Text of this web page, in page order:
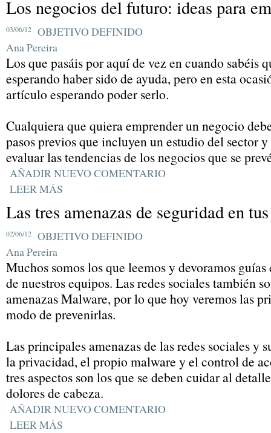
Los negocios del futuro: ideas para
03/06/12
OBJETIVO DEFINIDO
Ana Pereira
Los que pasáis por aquí de vez en cuando sabéis
esperando haber sido de ayuda, pero en esta
artículo esperando poder serlo.
Cualquiera que quiera emprender un negocio
pasos previos que incluyen un estudio del sector
evaluar las tendencias de los negocios que se
AÑADIR NUEVO COMENTARIO
LEER MÁS
Las tres amenazas de seguridad en
02/06/12
OBJETIVO DEFINIDO
Ana Pereira
Muchos somos los que leemos y devoramos
de nuestros equipos. Las redes sociales también
amenazas Malware, por lo que hoy veremos las
modo de prevenirlas.
Las principales amenazas de las redes sociales y
la privacidad, el propio malware y el control de
tres aspectos son los que se deben cuidar al
dolores de cabeza.
AÑADIR NUEVO COMENTARIO
LEER MÁS